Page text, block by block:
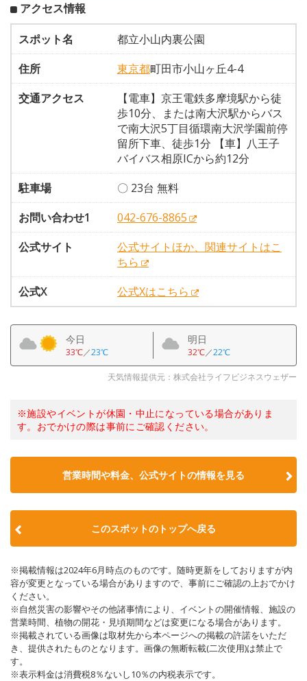
アクセス情報
スポット名
都立小山内裏公園
住所
東京都町田市小山ヶ丘4-4
交通アクセス
【電車】京王電鉄多摩境駅から徒
歩10分、または南大沢駅からバス
で南大沢5丁目循環南大沢学園前停
留所下車、徒歩1分 【車】八王子
バイバス相原ICから約12分
駐車場
〇 23台 無料
お問い合わせ1
042-676-8865
公式サイト
公式サイトほか、関連サイトはこ
ちら
公式X
公式Xはこちら
今日
33℃／23℃
明日
32℃／22℃
天気情報提供元：株式会社ライフビジネスウェザー
※施設やイベントが休園・中止になっている場合がありま
す。おでかけの際は事前にご確認ください。
営業時間や料金、公式サイトの情報を見る
このスポットのトップへ戻る
※掲載情報は2024年6月時点のものです。随時更新をしておりますが内
容が変更となっている場合がありますので、事前にご確認の上おでかけ
ください。
※自然災害の影響やその他諸事情により、イベントの開催情報、施設の
営業時間、植物の開花・見頃期間などは変更になる場合があります。
※掲載されている画像は取材先から本ページへの掲載の許諾をいただ
き、提供されたものとなります。画像の無断転載(二次使用)は禁止で
す。
※表示料金は消費税8％ないし10％の内税表示です。